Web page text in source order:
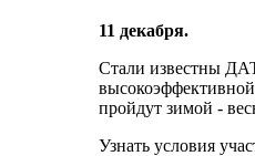
11 декабря.
Стали известны
пройдут зимой -
Узнать условия